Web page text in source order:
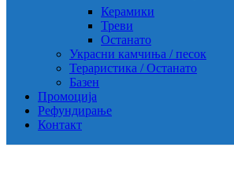
Керамики
Треви
Останато
Украсни камчиња / песок
Тераристика / Останато
Базен
Промоција
Рефундирање
Контакт